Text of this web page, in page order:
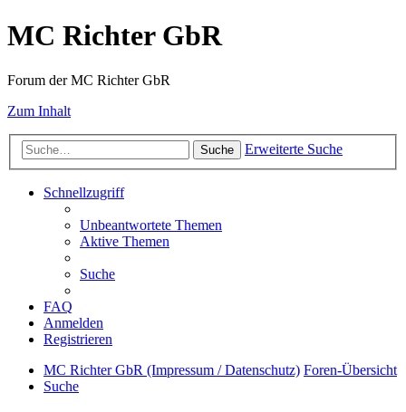
MC Richter GbR
Forum der MC Richter GbR
Zum Inhalt
Suche Erweiterte Suche
Schnellzugriff
Unbeantwortete Themen
Aktive Themen
Suche
FAQ
Anmelden
Registrieren
MC Richter GbR (Impressum / Datenschutz) Foren-Übersicht
Suche